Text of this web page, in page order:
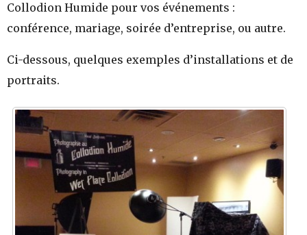
Collodion Humide pour vos événements :
conférence, mariage, soirée d’entreprise, ou autre.
Ci-dessous, quelques exemples d’installations et de
portraits.